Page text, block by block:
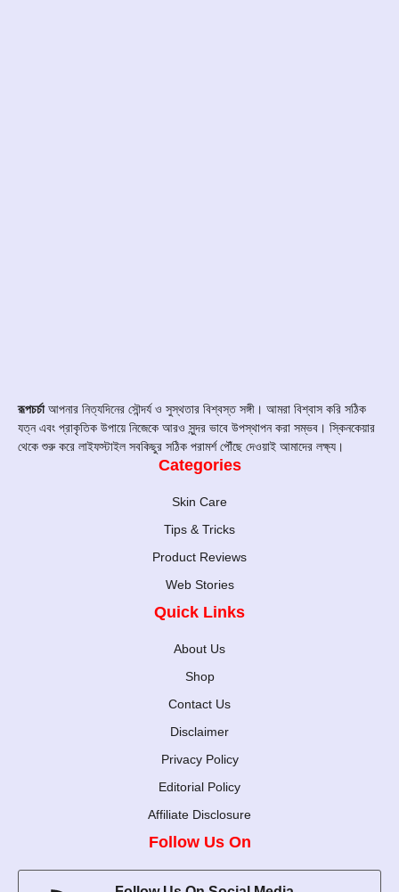
রূপচর্চাআপনার নিত্যদিনের সৌন্দর্য ও সুস্থতার বিশ্বস্ত সঙ্গী। আমরা বিশ্বাস করি সঠিক
যত্ন এবং প্রাকৃতিক উপায়ে নিজেকে আরও সুন্দর ভাবে উপস্থাপন করা সম্ভব। স্কিনকেয়ার
থেকে শুরু করে লাইফস্টাইল সবকিছুর সঠিক পরামর্শ পৌঁছে দেওয়াই আমাদের লক্ষ্য।
Categories
Skin Care
Tips & Tricks
Product Reviews
Web Stories
Quick Links
About Us
Shop
Contact Us
Disclaimer
Privacy Policy
Editorial Policy
Affiliate Disclosure
Follow Us On